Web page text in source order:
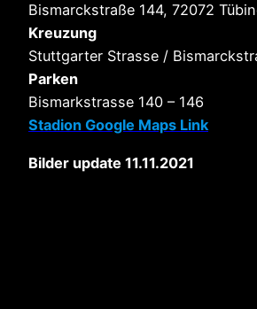
Bismarckstraße 144, 72072
Kreuzung
Stuttgarter Strasse /
Parken
Bismarkstrasse 140 – 146
Stadion Google Maps Link
Bilder update 11.11.2021